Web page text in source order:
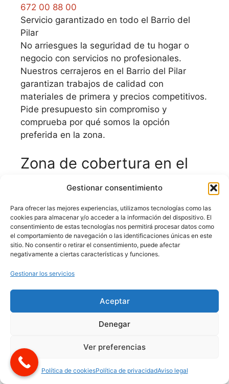
Gestionar consentimiento
Para ofrecer las mejores experiencias, utilizamos tecnologías como las
cookies para almacenar y/o acceder a la información del dispositivo. El
consentimiento de estas tecnologías nos permitirá procesar datos como
el comportamiento de navegación o las identificaciones únicas en este
sitio. No consentir o retirar el consentimiento, puede afectar
negativamente a ciertas características y funciones.
Gestionar los servicios
Aceptar
Denegar
Ver preferencias
Política de cookiesPolítica de privacidadAviso legal
672 00 88 00
Servicio garantizado en todo el Barrio del
Pilar
No arriesgues la seguridad de tu hogar o
negocio con servicios no profesionales.
Nuestros cerrajeros en el Barrio del Pilar
garantizan trabajos de calidad con
materiales de primera y precios competitivos.
Pide presupuesto sin compromiso y
comprueba por qué somos la opción
preferida en la zona.
Zona de cobertura en el
Barrio del Pilar y
Ofrecemos nuestros servicios de cerrajería
en todo el Barrio del Pilar y zonas
adyacentes:
Barrio del Pilar centro
La Vaguada
Mirasierra
Las Tablas
Confía en cerrajeros profesionales con amplia